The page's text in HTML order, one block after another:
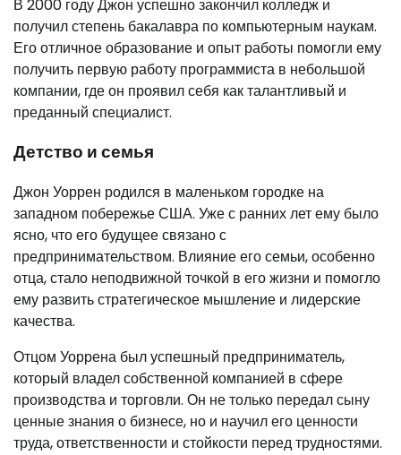
В 2000 году Джон успешно закончил колледж и
получил степень бакалавра по компьютерным наукам.
Его отличное образование и опыт работы помогли ему
получить первую работу программиста в небольшой
компании, где он проявил себя как талантливый и
преданный специалист.
Детство и семья
Джон Уоррен родился в маленьком городке на
западном побережье США. Уже с ранних лет ему было
ясно, что его будущее связано с
предпринимательством. Влияние его семьи, особенно
отца, стало неподвижной точкой в его жизни и помогло
ему развить стратегическое мышление и лидерские
качества.
Отцом Уоррена был успешный предприниматель,
который владел собственной компанией в сфере
производства и торговли. Он не только передал сыну
ценные знания о бизнесе, но и научил его ценности
труда, ответственности и стойкости перед трудностями.